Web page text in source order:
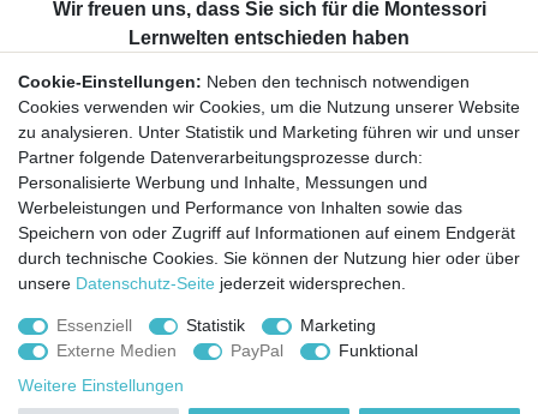
Bestellung widerrufen
Datenschutzerklärung
AGB
Impressum
Aktuelles rund um Montessori-Materialien und
Montessori-Pädagogik.
Kostenfreie wöchentliche Infos
Hiermit bestätige ich, dass ich dieDaten­schutz­erklärunggelesen habe. Sie
Abonnieren
Cookie-Einstellungen: Neben den technisch notwendigen
Cookies verwenden wir Cookies, um die Nutzung unserer Website
zu analysieren. Unter Statistik und Marketing führen wir und unser
Partner folgende Datenverarbeitungsprozesse durch:
Personalisierte Werbung und Inhalte, Messungen und
Werbeleistungen und Performance von Inhalten sowie das
Speichern von oder Zugriff auf Informationen auf einem Endgerät
durch technische Cookies. Sie können der Nutzung hier oder über
unsere Datenschutz-Seite jederzeit widersprechen.
Essenziell Statistik
Marketing
Externe Medien
PayPal
Funktional
Weitere Einstellungen